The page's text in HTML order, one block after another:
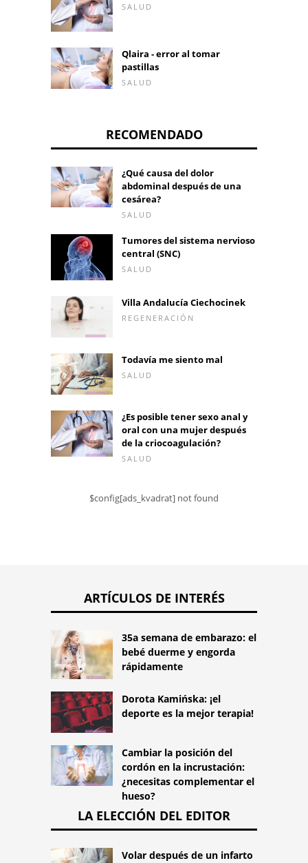
SALUD
Qlaira - error al tomar
pastillas
SALUD
RECOMENDADO
¿Qué causa del dolor
abdominal después de una
cesárea?
SALUD
Tumores del sistema nervioso
central (SNC)
SALUD
Villa Andalucía Ciechocinek
REGENERACIÓN
Todavía me siento mal
SALUD
¿Es posible tener sexo anal y
oral con una mujer después
de la criocoagulación?
SALUD
$config[ads_kvadrat] not found
ARTÍCULOS DE INTERÉS
35a semana de embarazo: el
bebé duerme y engorda
rápidamente
Dorota Kamińska: ¡el
deporte es la mejor terapia!
Cambiar la posición del
cordón en la incrustación:
¿necesitas complementar el
hueso?
LA ELECCIÓN DEL EDITOR
Volar después de un infarto